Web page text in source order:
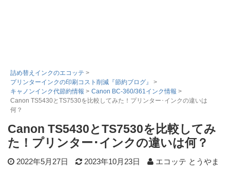
エプソンインク
ブラザーインク
詰め替えインク
互換インクカートリッジ
詰め替えインクのエコッテ >
プリンターインクの印刷コスト削減『節約ブログ』
>
キャノンインク代節約情報 > Canon BC-360/361インク情報 >
Canon TS5430とTS7530を比較してみた！プリンター･インクの違いは
何？
Canon TS5430とTS7530を比較してみ
た！プリンター･インクの違いは何？
2022年5月27日 2023年10月23日 エコッテ とうやま